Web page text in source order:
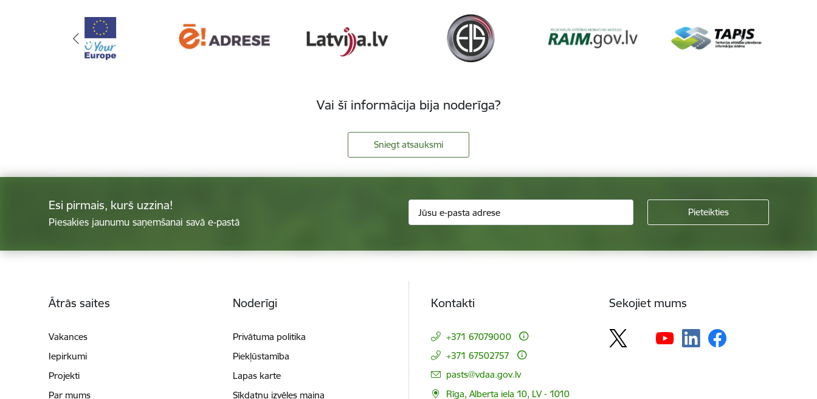
Vai šī informācija bija noderīga?
Sniegt atsauksmi
Esi pirmais, kurš uzzina!
Piesakies jaunumu saņemšanai savā e-pastā
Ātrās saites
Vakances
Iepirkumi
Projekti
Par mums
Noderīgi
Privātuma politika
Piekļūstamība
Lapas karte
Sīkdatņu izvēles maiņa
Kontakti
+371 67079000
+371 67502757
E-pasts:
pasts@vdaa.gov.lv
Rīga, Alberta iela 10, LV - 1010
Sekojiet mums